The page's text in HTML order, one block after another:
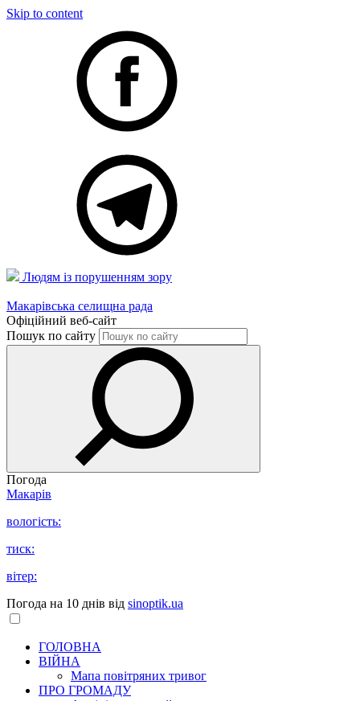
Skip to content
Людям із порушенням зору
Макарівська селищна рада
Офіційний веб-сайт
Пошук по сайту
Погода
Макарів
вологість:
тиск:
вітер:
Погода на 10 днів від sinoptik.ua
ГОЛОВНА
ВІЙНА
Мапа повітряних тривог
ПРО ГРОМАДУ